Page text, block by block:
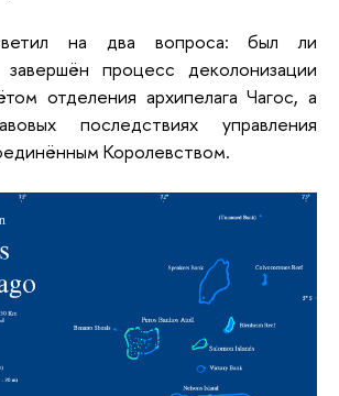
на два вопроса: был ли
завершён процесс деколонизации
отделения архипелага Чагоc, а
последствиях управления
Королевством.